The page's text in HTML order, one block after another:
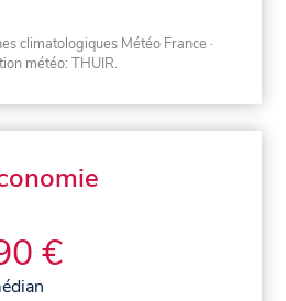
climatologiques Météo France ·
météo: THUIR.
€